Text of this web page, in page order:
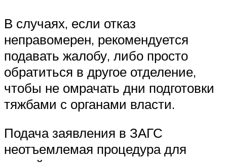
В случаях, если отказ
неправомерен, рекомендуется
подавать жалобу, либо просто
обратиться в другое отделение,
чтобы не омрачать дни подготовки
тяжбами с органами власти.
Подача заявления в ЗАГС
неотъемлемая процедура для